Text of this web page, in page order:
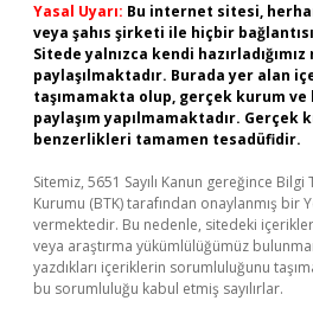
Yasal Uyarı: Bu internet sitesi,
veya şahıs şirketi ile hiçbir
Sitede yalnızca kendi
paylaşılmaktadır. Burada yer alan
taşımamakta olup, gerçek kurum ve
paylaşım yapılmamaktadır. Gerçek
benzerlikleri tamamen tesadüfidir.
Sitemiz, 5651 Sayılı Kanun gereğince
Kurumu (BTK) tarafından onaylanmış bir
vermektedir. Bu nedenle, sitedeki
veya araştırma yükümlülüğümüz
yazdıkları içeriklerin sorumluluğunu
bu sorumluluğu kabul etmiş sayılırlar.